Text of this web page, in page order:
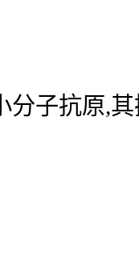
分子抗原,